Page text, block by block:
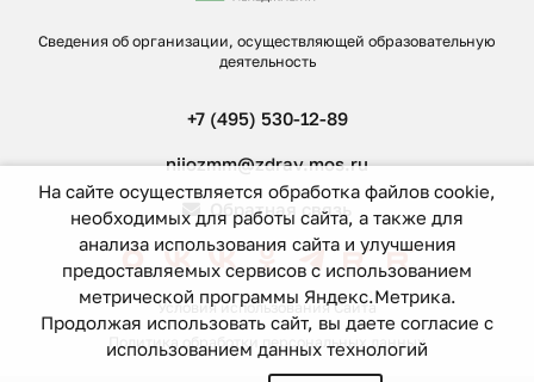
Сведения об организации, осуществляющей образовательную
деятельность
+7 (495) 530-12-89
niiozmm@zdrav.mos.ru
Обратная связь
Условия использования Сайта
Политика обработки персональных данных
На сайте осуществляется обработка файлов cookie,
необходимых для работы сайта, а также для
анализа использования сайта и улучшения
предоставляемых сервисов с использованием
метрической программы Яндекс.Метрика.
Продолжая использовать сайт, вы даете согласие с
использованием данных технологий